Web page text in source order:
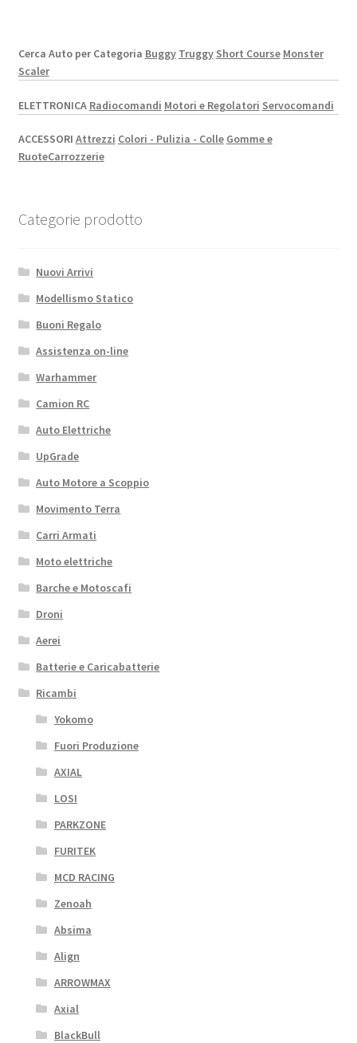
Cerca Auto per Categoria Buggy Truggy Short Course Monster
Scaler
ELETTRONICA Radiocomandi Motori e Regolatori Servocomandi
ACCESSORI Attrezzi Colori - Pulizia - Colle Gomme e
RuoteCarrozzerie
Categorie prodotto
Nuovi Arrivi
Modellismo Statico
Buoni Regalo
Assistenza on-line
Warhammer
Camion RC
Auto Elettriche
UpGrade
Auto Motore a Scoppio
Movimento Terra
Carri Armati
Moto elettriche
Barche e Motoscafi
Droni
Aerei
Batterie e Caricabatterie
Ricambi
Yokomo
Fuori Produzione
AXIAL
LOSI
PARKZONE
FURITEK
MCD RACING
Zenoah
Absima
Align
ARROWMAX
Axial
BlackBull